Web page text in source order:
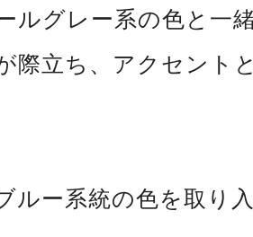
ルグレー系の色と一
際立ち、アクセント
ルー系統の色を取り